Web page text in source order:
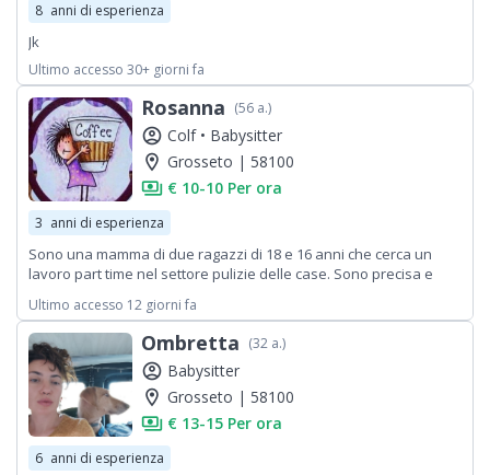
8 anni di esperienza
Jk
Ultimo accesso 30+ giorni fa
Rosanna (56 a.)
account_circle Colf • Babysitter
location_on Grosseto | 58100
payments € 10-10 Per ora
3 anni di esperienza
Sono una mamma di due ragazzi di 18 e 16 anni che cerca un
lavoro part time nel settore pulizie delle case. Sono precisa e
costanza.
Ultimo accesso 12 giorni fa
Ombretta (32 a.)
account_circle Babysitter
location_on Grosseto | 58100
payments € 13-15 Per ora
6 anni di esperienza